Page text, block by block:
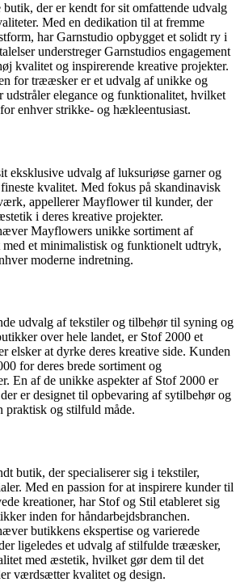
butik, der er kendt for sit omfattende udvalg
Med en dedikation til at fremme
har Garnstudio opbygget et solidt ry i
understreger Garnstudios engagement
kvalitet og inspirerende kreative projekter.
for trææsker er et udvalg af unikke og
udstråler elegance og funktionalitet, hvilket
enhver strikke- og hækleentusiast.
eksklusive udvalg af luksuriøse garner og
kvalitet. Med fokus på skandinavisk
appellerer Mayflower til kunder, der
i deres kreative projekter.
Mayflowers unikke sortiment af
et minimalistisk og funktionelt udtryk,
moderne indretning.
udvalg af tekstiler og tilbehør til syning og
over hele landet, er Stof 2000 et
elsker at dyrke deres kreative side. Kunden
for deres brede sortiment og
En af de unikke aspekter af Stof 2000 er
er designet til opbevaring af sytilbehør og
praktisk og stilfuld måde.
butik, der specialiserer sig i tekstiler,
Med en passion for at inspirere kunder til
kreationer, har Stof og Stil etableret sig
inden for håndarbejdsbranchen.
butikkens ekspertise og varierede
ligeledes et udvalg af stilfulde trææsker,
med æstetik, hvilket gør dem til det
værdsætter kvalitet og design.